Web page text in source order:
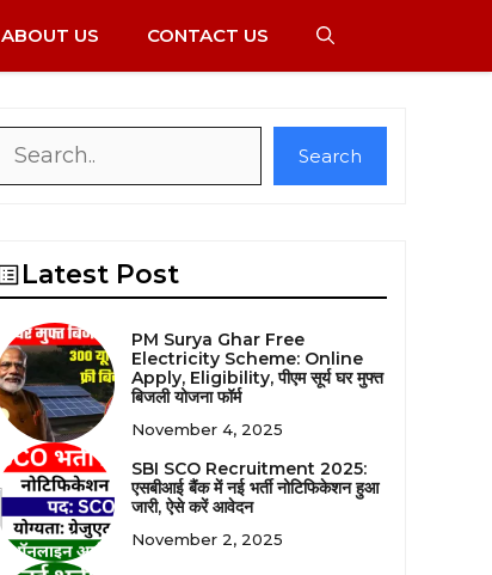
ABOUT US CONTACT US
Search
Search
Latest Post
PM Surya Ghar Free
Electricity Scheme: Online
Apply, Eligibility, पीएम सूर्य घर मुफ्त
बिजली योजना फॉर्म
November 4, 2025
SBI SCO Recruitment 2025:
एसबीआई बैंक में नई भर्ती नोटिफिकेशन हुआ
जारी, ऐसे करें आवेदन
November 2, 2025